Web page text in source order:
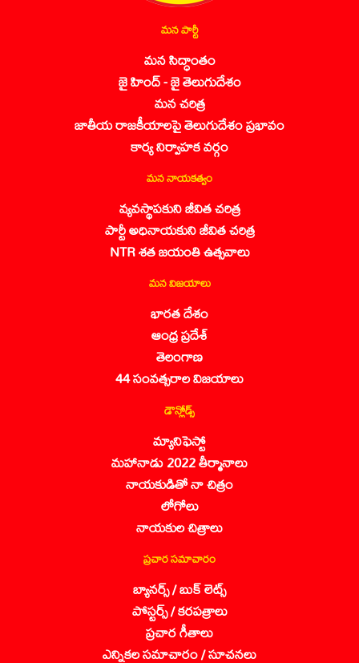
మన పార్టీ
మన సిద్ధాంతం
జై హింద్ - జై తెలుగుదేశం
మన చరిత్ర
జాతీయ రాజకీయాలపై తెలుగుదేశం ప్రభావం
కార్య నిర్వాహక వర్గం
మన నాయకత్వం
వ్యవస్థాపకుని జీవిత చరిత్ర
పార్టీ అధినాయకుని జీవిత చరిత్ర
NTR శత జయంతి ఉత్సవాలు
మన విజయాలు
భారత దేశం
ఆంధ్ర ప్రదేశ్
తెలంగాణ
44 సంవత్సరాల విజయాలు
డౌన్లోడ్స్
మ్యానిఫెస్టో
మహానాడు 2022 తీర్మానాలు
నాయకుడితో నా చిత్రం
లోగోలు
నాయకుల చిత్రాలు
ప్రచార సమాచారం
బ్యానర్స్ / బుక్ లెట్స్
పోస్టర్స్ / కరపత్రాలు
ప్రచార గీతాలు
ఎన్నికల సమాచారం / సూచనలు